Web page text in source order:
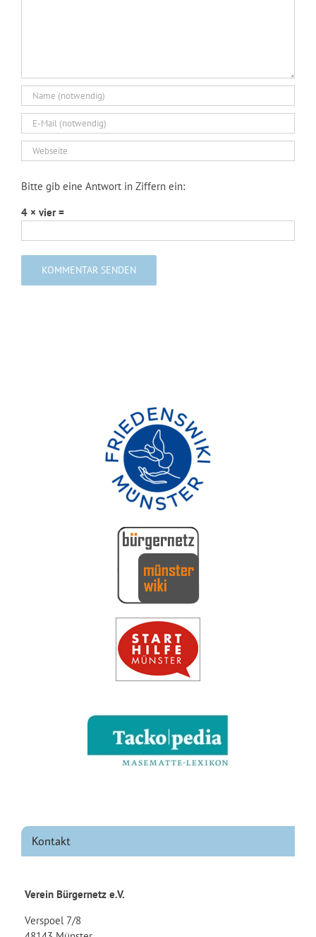
Bitte gib eine Antwort in Ziffern ein:
4 × vier =
Kontakt
Verein Bürgernetz e.V.
Verspoel 7/8